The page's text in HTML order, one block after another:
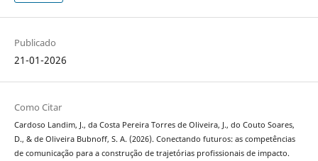
Publicado
21-01-2026
Como Citar
Cardoso Landim, J., da Costa Pereira Torres de Oliveira, J., do Couto Soares,
D., & de Oliveira Bubnoff, S. A. (2026). Conectando futuros: as competências
de comunicação para a construção de trajetórias profissionais de impacto.